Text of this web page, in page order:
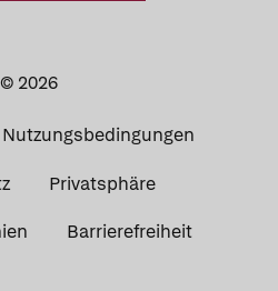
© 2026
Privatsphäre
Barrierefreiheit